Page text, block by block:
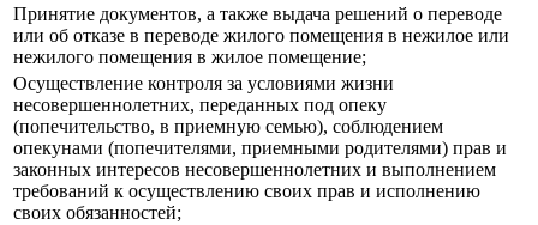
Принятие документов, а также выдача решений о переводе
или об отказе в переводе жилого помещения в нежилое или
нежилого помещения в жилое помещение;
Осуществление контроля за условиями жизни
несовершеннолетних, переданных под опеку
(попечительство, в приемную семью), соблюдением
опекунами (попечителями, приемными родителями) прав и
законных интересов несовершеннолетних и выполнением
требований к осуществлению своих прав и исполнению
своих обязанностей;